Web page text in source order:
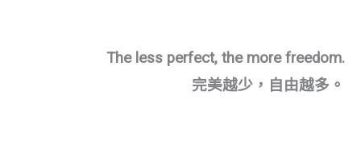
The less perfect, the more freedom.
完美越少，自由越多。